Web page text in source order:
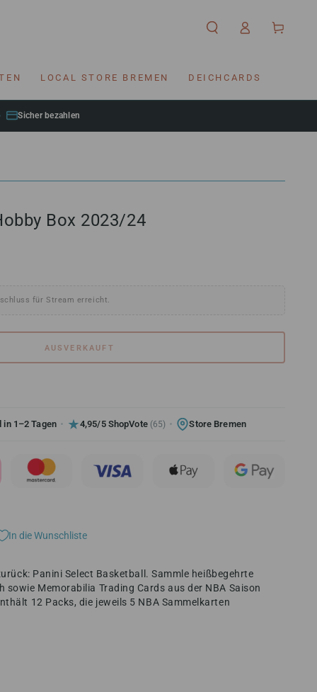
LOCAL STORE BREMEN DEICHCARDS
EinloggenWarenkorb
Sicher bezahlen
Box 2023/24
für Stream erreicht.
AUSVERKAUFT
in 1–2 Tagen 4,95/5 ShopVote (65) Store Bremen
In die Wunschliste
Panini Select Basketball. Sammle heißbegehrte
Memorabilia Trading Cards aus der NBA Saison
12 Packs, die jeweils 5 NBA Sammelkarten